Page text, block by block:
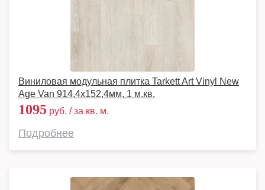
Виниловая модульная плитка Tarkett Art Vinyl New
Age Van 914,4х152,4мм, 1 м.кв.
1095 руб. / за кв. м.
Подробнее